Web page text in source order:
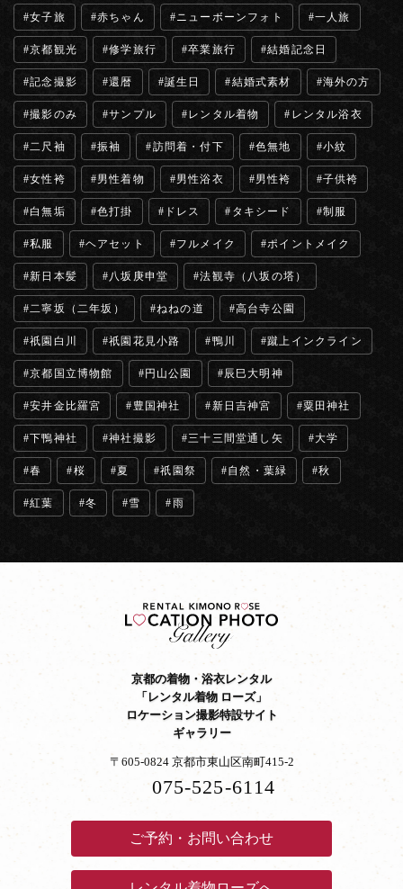
女子旅 赤ちゃん ニューボーンフォト 一人旅
京都観光 修学旅行 卒業旅行 結婚記念日
記念撮影 還暦 誕生日 結婚式素材 海外の方
撮影のみ サンプル レンタル着物 レンタル浴衣
二尺袖 振袖 訪問着・付下 色無地 小紋
女性袴 男性着物 男性浴衣 男性袴 子供袴
白無垢 色打掛 ドレス タキシード 制服
私服 ヘアセット フルメイク ポイントメイク
新日本髪 八坂庚申堂 法観寺（八坂の塔）
二寧坂（二年坂） ねねの道 高台寺公園
祇園白川 祇園花見小路 鴨川 蹴上インクライン
京都国立博物館 円山公園 辰巳大明神
安井金比羅宮 豊国神社 新日吉神宮 粟田神社
下鴨神社 神社撮影 三十三間堂通し矢 大学
春 桜 夏 祇園祭 自然・葉緑 秋
紅葉 冬 雪 雨
京都の着物・浴衣レンタル
「レンタル着物 ローズ」
ロケーション撮影特設サイト
ギャラリー
〒605-0824 京都市東山区南町415-2
075-525-6114
ご予約・お問い合わせ